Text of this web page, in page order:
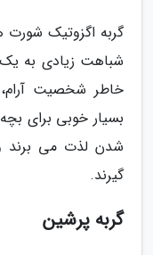
گربه اگزوتیک
شباهت زیادی به
خاطر شخصیت
بسیار خوبی برای
شدن لذت می برند
گیرند.
گربه پرشین